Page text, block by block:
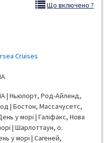
Що включено ?
Cruises
| Ньюпорт, Род-Айленд,
| Бостон, Массачусетс,
у морі | Галіфакс, Нова
| Шарлоттаун, о.
у морі | Сагеней,